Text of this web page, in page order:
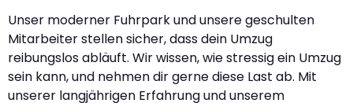
Unser moderner Fuhrpark und unsere geschulten
Mitarbeiter stellen sicher, dass dein Umzug
reibungslos abläuft. Wir wissen, wie stressig ein Umzug
sein kann, und nehmen dir gerne diese Last ab. Mit
unserer langjährigen Erfahrung und unserem